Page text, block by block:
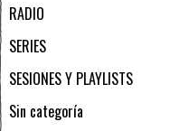
RADIO
SERIES
SESIONES Y PLAYLISTS
Sin categoría